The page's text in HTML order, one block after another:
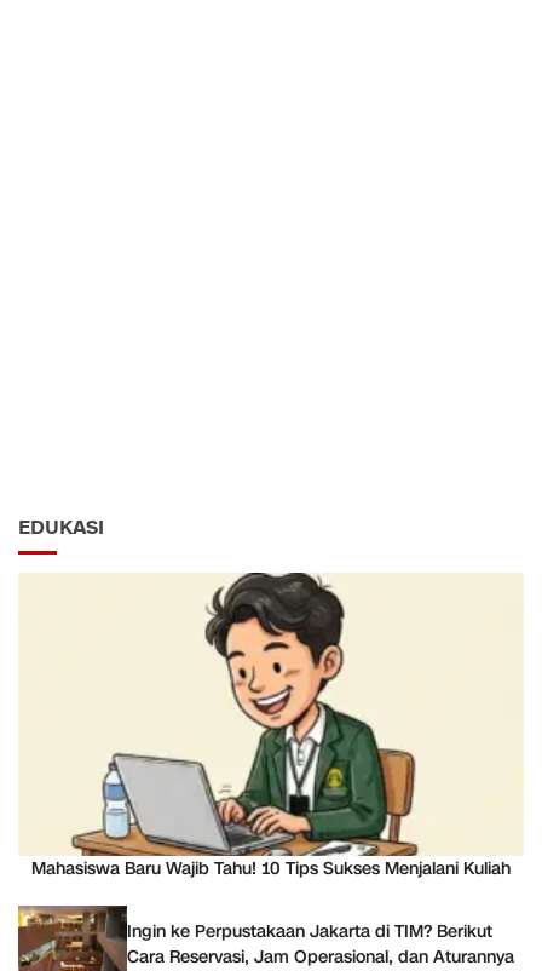
EDUKASI
Mahasiswa Baru Wajib Tahu! 10 Tips Sukses Menjalani Kuliah
Ingin ke Perpustakaan Jakarta di TIM? Berikut
Cara Reservasi, Jam Operasional, dan Aturannya